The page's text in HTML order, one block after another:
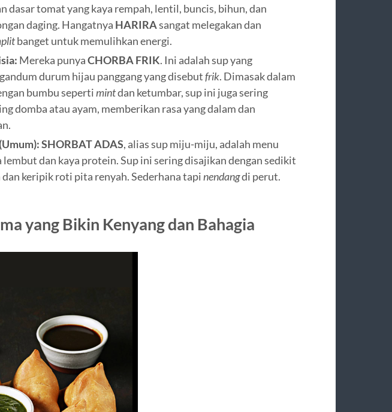
dasar tomat yang kaya rempah, lentil, buncis, bihun, dan
daging. Hangatnya HARIRAsangat melegakan dan
banget untuk memulihkan energi.
Mereka punyaCHORBA FRIK. Ini adalah sup yang
durum hijau panggang yang disebutfrik. Dimasak dalam
bumbu sepertimintdan ketumbar, sup ini juga sering
domba atau ayam, memberikan rasa yang dalam dan
SHORBAT ADAS, alias sup miju-miju, adalah menu
lembut dan kaya protein. Sup ini sering disajikan dengan sedikit
dan keripik roti pita renyah. Sederhana tapinendangdi perut.
yang Bikin Kenyang dan Bahagia